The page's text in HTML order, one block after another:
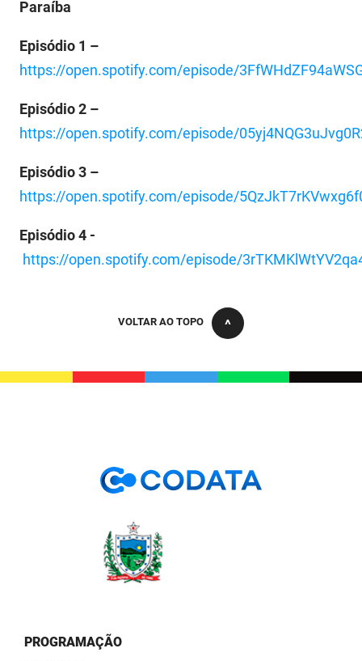
Paraíba
Episódio 1 –
https://open.spotify.com/episode/
Episódio 2 –
https://open.spotify.com/episode/
Episódio 3 –
https://open.spotify.com/episode/
Episódio 4 -
https://open.spotify.com/episode/
VOLTAR AO TOPO
PROGRAMAÇÃO